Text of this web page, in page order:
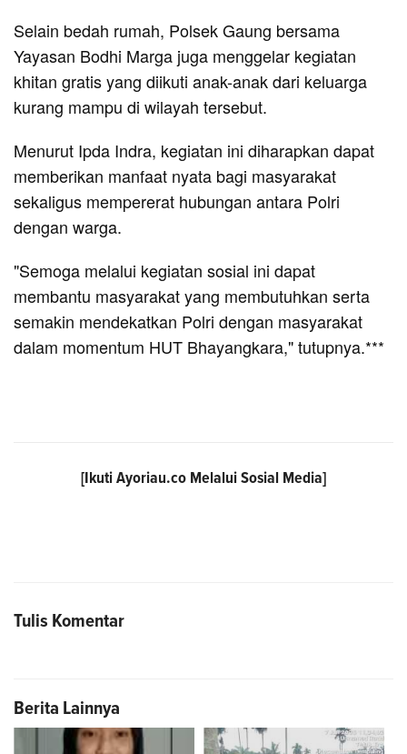
Selain bedah rumah, Polsek Gaung bersama
Yayasan Bodhi Marga juga menggelar kegiatan
khitan gratis yang diikuti anak-anak dari keluarga
kurang mampu di wilayah tersebut.
Menurut Ipda Indra, kegiatan ini diharapkan dapat
memberikan manfaat nyata bagi masyarakat
sekaligus mempererat hubungan antara Polri
dengan warga.
"Semoga melalui kegiatan sosial ini dapat
membantu masyarakat yang membutuhkan serta
semakin mendekatkan Polri dengan masyarakat
dalam momentum HUT Bhayangkara," tutupnya.***
[Ikuti Ayoriau.co Melalui Sosial Media]
Tulis Komentar
Berita Lainnya